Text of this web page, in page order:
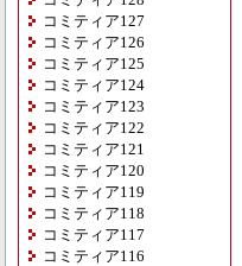
コミティア127
コミティア126
コミティア125
コミティア124
コミティア123
コミティア122
コミティア121
コミティア120
コミティア119
コミティア118
コミティア117
コミティア116